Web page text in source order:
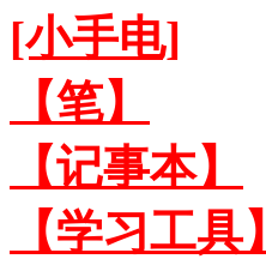
[小手电]
【笔】
【记事本】
【学习工具】